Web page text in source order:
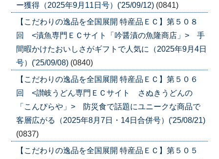
ー獲得（2025年9月11日号）('25/09/12) (0841)
【こだわりの逸品を全国展開 特産品ＥＣ】第５０８
回 <漬魚専門ＥＣサイト「吟醤漬の魚隆商店」> 手
間暇かけたおいしさがギフトで人気に（2025年9月4日
号）('25/09/08) (0840)
【こだわりの逸品を全国展開 特産品ＥＣ】第５０６
回 <讃岐うどん専門ＥＣサイト さぬきうどんの
「こんぴらや」> 防災食で話題にユニークな商品で
客層広がる（2025年8月7日・14日合併号）('25/08/21)
(0837)
【こだわりの逸品を全国展開 特産品ＥＣ】第５０５